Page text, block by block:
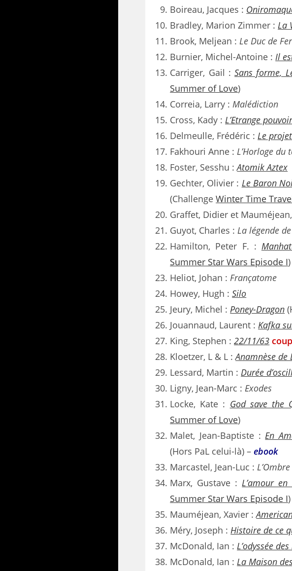
Boireau, Jacques :
Bradley, Marion Zimmer :La
Brook, Meljean :Le Duc de Fer
Burnier, Michel-Antoine :Il
Carriger, Gail :Sans forme,
Summer of Love)
Correia, Larry :Malédiction
Cross, Kady :L’Etrange
Delmeulle, Frédéric :Le
Fakhouri Anne :L’Horloge du
Foster, Sesshu :Atomik Aztex
Gechter, Olivier : Le Baron
(ChallengeWinter Time
Graffet, Didier et
Guyot, Charles :La légende
Hamilton, Peter F. :
Summer Star Wars Episode I)
Heliot, Johan :Françatome
Howey, Hugh :Silo
Jeury, Michel :Poney-Dragon
Jouannaud, Laurent :Kafka
King, Stephen :22/11/63
Kloetzer, L & L :Anamnèse de
Lessard, Martin :Durée
Ligny, Jean-Marc :Exodes
Locke, Kate : God save the
Summer of Love)
Malet, Jean-Baptiste :En
(Hors PaL celui-là) –ebook
Marcastel, Jean-Luc :
Marx, Gustave :L’amour
Summer Star Wars Episode I
Mauméjean, Xavier :
Méry, Joseph :Histoire de ce
McDonald, Ian :L’odyssée
McDonald, Ian :La Maison